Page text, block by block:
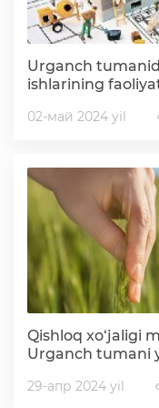
Deputatlar faoliyati
Murojaat uchun
Korrupsiyaga
hujjatlar
Korrupsiyaga
oshirayotgan ishlar
Urganch
ishlarining
02-май 2024 yil
Qishloq xo‘jaligi
Urganch tumani
29-апр 2024 yil